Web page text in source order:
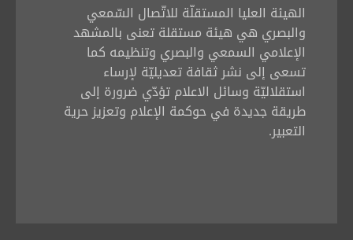
الهيئة العليا المستقلّة للاتّصال السّمعي
والبصري هي هيئة مستقلة تعنى بالمشهد
الإعلامي السمعي والبصري وتنظيمه كما
تسعى إلى نشر ثقافة تعديليّة لإرساء
استقلاليّة وسائل الاعلام تؤدّي ضرورة إلى
طريقة جديدة في حوكمة الإعلام وتعزيز حرية
التعبير.